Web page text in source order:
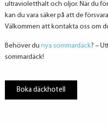
ultravioletthalt och oljor. När du
kan du vara säker på att de
Välkommen att kontakta oss om
Behöver du nya sommardäck? –
sommardäck!
Boka däckhotell